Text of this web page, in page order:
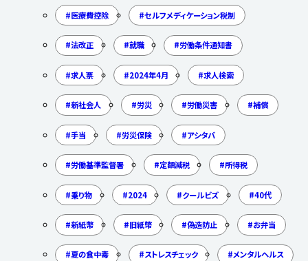
医療費控除 セルフメディケーション税制
法改正 就職 労働条件通知書
求人票 2024年4月 求人検索
新社会人 労災 労働災害 補償
手当 労災保険 アシタバ
労働基準監督署 定額減税 所得税
乗り物 2024 クールビズ 40代
新紙幣 旧紙幣 偽造防止 お弁当
夏の食中毒 ストレスチェック メンタルヘルス